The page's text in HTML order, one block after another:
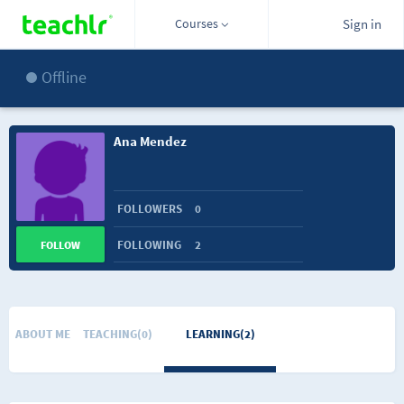
Courses Sign in
Offline
Ana Mendez
FOLLOWERS 0
FOLLOWING 2
FOLLOW
ABOUT ME TEACHING(0) LEARNING(2)